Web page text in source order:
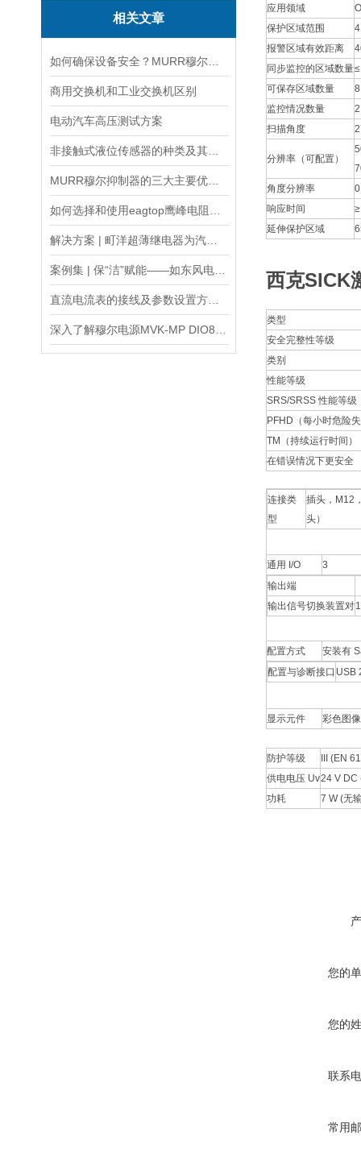
相关文章
商用交换机和工业交换机区别
电动汽车高压测试方案
应用领域
保护区域范围
报警区域有效距离
同步监控的区域数量
可保存区域数量
监控情况数量
2
扫描角度
分辨率（可配置）
角度分辨率
响应时间
延伸保护区域
西克SICK
类型
安全完整性等级
类别
性能等级
SRS/SRSS 性能等级
PFHD（每小时危险
TM（持续运行时间）
在错误情况下更安全
连接类
型
插头，M12
头）
通用 I/O
3
输出端
输出信号切换装置对1
配置方式
安装有
配置与诊断接口 USB
显示元件 彩色图
防护等级
III (EN
供电电压 Uv24 V DC
功耗
7 W (无
您的
您的
联系
常用